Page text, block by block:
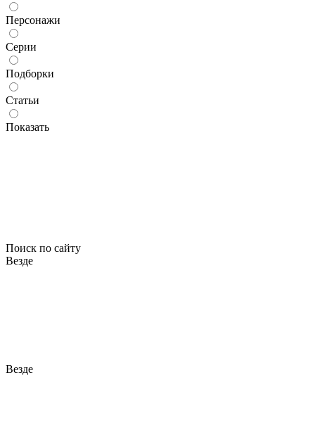
Персонажи
Серии
Подборки
Статьи
Показать
Поиск по сайту
Везде
Везде